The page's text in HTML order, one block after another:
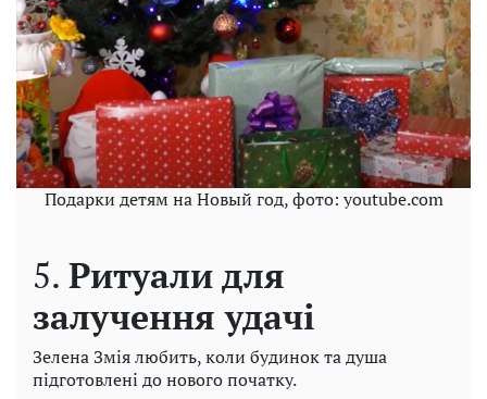
Подарки детям на Новый год, фото: youtube.com
5. Ритуали для
залучення удачі
Зелена Змія любить, коли будинок та душа
підготовлені до нового початку.